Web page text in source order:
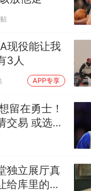
现役能让我
3人
APP专享
留在勇士！
交易 或选择
独立展厅真
给库里的